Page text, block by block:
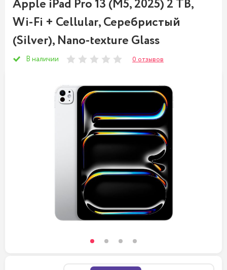
Apple iPad Pro 13 (M5, 2025) 2 TB,
Wi-Fi + Cellular, Серебристый
(Silver), Nano-texture Glass
В наличии 0 отзывов